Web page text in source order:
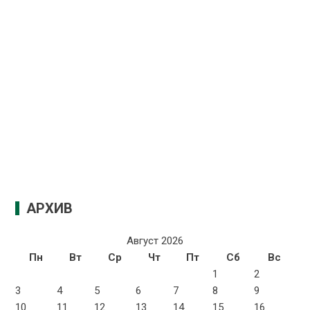
АРХИВ
Август 2026
Пн
Вт Ср Чт Пт Сб
Вс
1
2
3
4 5 6 7 8
9
10
11 12 13 14 15 16